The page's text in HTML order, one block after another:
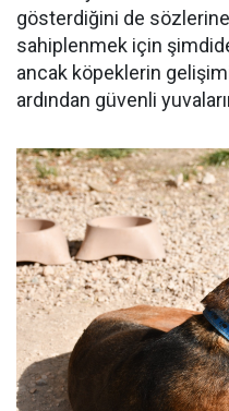
gösterdiğini de sözlerine
sahiplenmek için
ancak köpeklerin
ardından güvenli